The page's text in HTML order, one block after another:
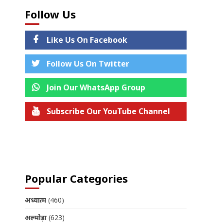
Follow Us
Like Us On Facebook
Follow Us On Twitter
Join Our WhatsApp Group
Subscribe Our YouTube Channel
Popular Categories
अध्यात्म(460)
अल्मोड़ा(623)